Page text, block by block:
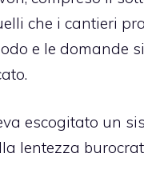
che i cantieri
e le domande
escogitato un
lentezza